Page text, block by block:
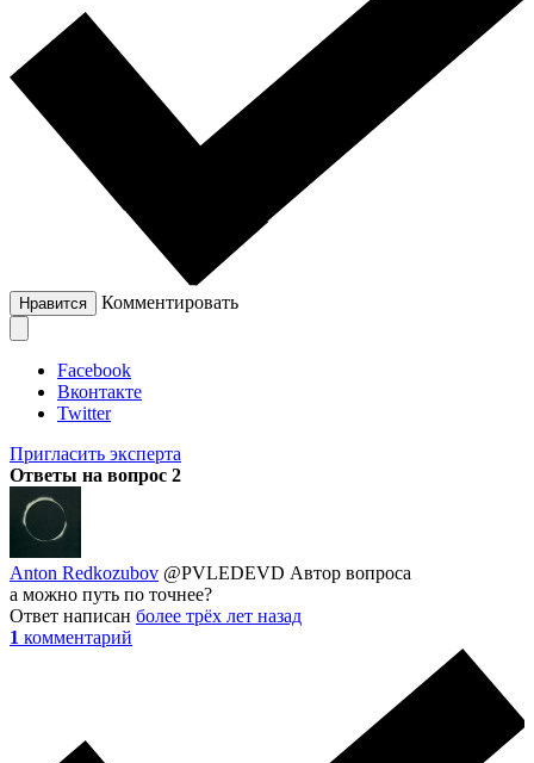
Нравится Комментировать
Facebook
Вконтакте
Twitter
Пригласить эксперта
Ответы на вопрос 2
Anton Redkozubov @PVLEDEVD Автор вопроса
а можно путь по точнее?
Ответ написан более трёх лет назад
1 комментарий